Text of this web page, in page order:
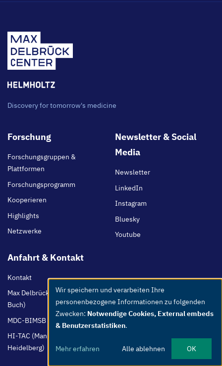
Discovery for tomorrow's medicine
Footer
Forschung
Forschungsgruppen &
Plattformen
Forschungsprogramm
Kooperieren
Highlights
Netzwerke
Newsletter & Social
Media
Newsletter
LinkedIn
Instagram
Bluesky
Youtube
Anfahrt & Kontakt
Kontakt
Max Delbrück Center (Berlin-
Buch)
MDC-BIMSB (Berlin-Mitte)
HI-TAC (Mannheim /
Heidelberg)
Use
of
personal
data
cookies
Wir speichern und verarbeiten Ihre
personenbezogene Informationen zu folgenden
Zwecken: Notwendige Cookies, External embeds
& Benutzerstatistiken.
Mehr erfahren Alle ablehnen OK